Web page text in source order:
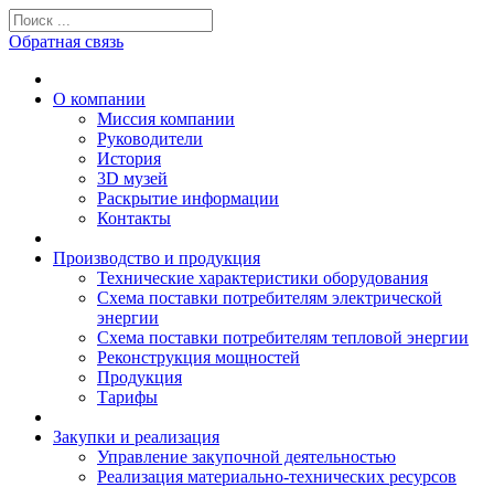
Обратная связь
О компании
Миссия компании
Руководители
История
3D музей
Раскрытие информации
Контакты
Производство и продукция
Технические характеристики оборудования
Схема поставки потребителям электрической
энергии
Схема поставки потребителям тепловой энергии
Реконструкция мощностей
Продукция
Тарифы
Закупки и реализация
Управление закупочной деятельностью
Реализация материально-технических ресурсов